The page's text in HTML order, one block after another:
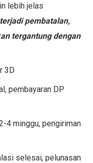
lebih jelas
pembatalan,
tergantung dengan
3D
pembayaran DP
4 minggu, pengiriman
selesai, pelunasan